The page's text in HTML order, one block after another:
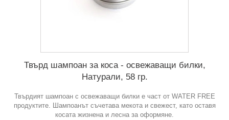
Твърд шампоан за коса - освежаващи билки,
Натурали, 58 гр.
Твърдият шампоан с освежаващи билки е част от WATER FREE
продуктите. Шампоанът съчетава мекота и свежест, като оставя
косата жизнена и лесна за оформяне.